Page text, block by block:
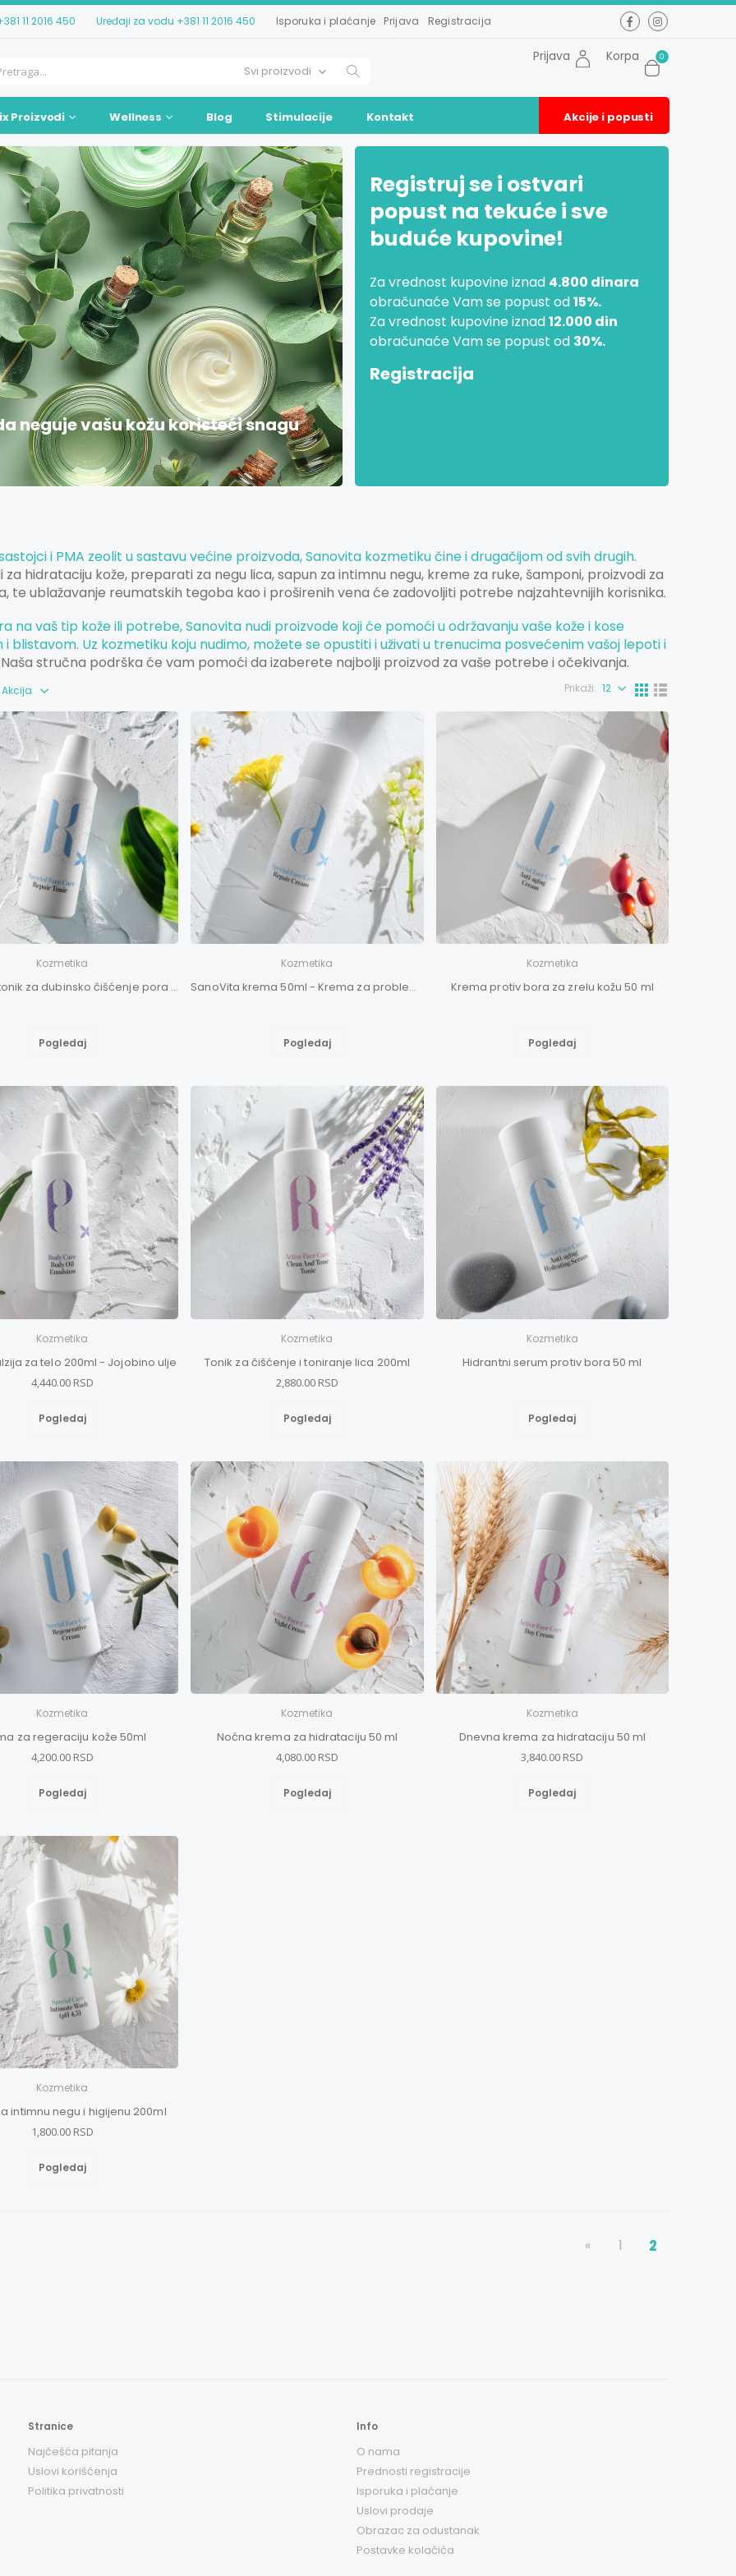
11 2016 450 Uređaji za vodu +381 11 2016 450 Isporuka i plaćanje Prijava Registracija
Prijava Korpa 0
Proizvodi Wellness Blog Stimulacije Kontakt Akcije i popusti
neguje vašu kožu koristeći snagu
Registruj se i ostvari
popust na tekuće i sve
buduće kupovine!
Za vrednost kupovine iznad 4.800 dinara
obračunaće Vam se popust od15%.
Za vrednost kupovine iznad12.000 din
obračunaće Vam se popust od 30%.
Registracija
i PMA zeolit u sastavu većine proizvoda,Sanovita kozmetikučine i drugačijom od svih drugih.
za hidrataciju kože, preparati za negu lica, sapun za intimnu negu, kreme za ruke, šamponi, proizvodi za
te ublažavanje reumatskih tegoba kao i proširenih vena će zadovoljiti potrebe najzahtevnijih korisnika.
na vaš tip kože ili potrebe, Sanovita nudi proizvode koji će pomoći u održavanju vaše kože i kose
i blistavom. Uz kozmetiku koju nudimo, možete se opustiti i uživati u trenucima posvećenim vašoj lepoti i
stručna podrška će vam pomoći da izaberete najbolji proizvod za vaše potrebe i očekivanja.
Prikaži:
Kozmetika
SanoVita tonik za dubinsko čišćenje pora 200ml
Pogledaj
Kozmetika
SanoVita krema 50ml - Krema za problematičnu kožu
Pogledaj
Kozmetika
Krema protiv bora za zrelu kožu 50 ml
Pogledaj
Kozmetika
za telo 200ml - Jojobino ulje
4,440.00 RSD
Pogledaj
Kozmetika
Tonik za čišćenje i toniranje lica 200ml
2,880.00 RSD
Pogledaj
Kozmetika
Hidrantni serum protiv bora 50 ml
Pogledaj
Kozmetika
za regeraciju kože 50ml
4,200.00 RSD
Pogledaj
Kozmetika
Noćna krema za hidrataciju 50 ml
4,080.00 RSD
Pogledaj
Kozmetika
Dnevna krema za hidrataciju 50 ml
3,840.00 RSD
Pogledaj
Kozmetika
intimnu negu i higijenu 200ml
1,800.00 RSD
Pogledaj
« 1 2
Stranice
Najčešća pitanja
Uslovi korišćenja
Politika privatnosti
Info
O nama
Prednosti registracije
Isporuka i plaćanje
Uslovi prodaje
Obrazac za odustanak
Postavke kolačića